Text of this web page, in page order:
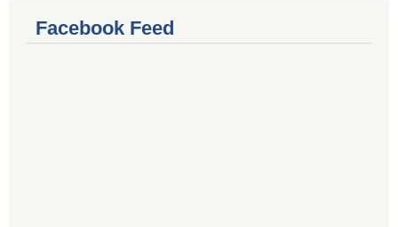
Facebook Feed